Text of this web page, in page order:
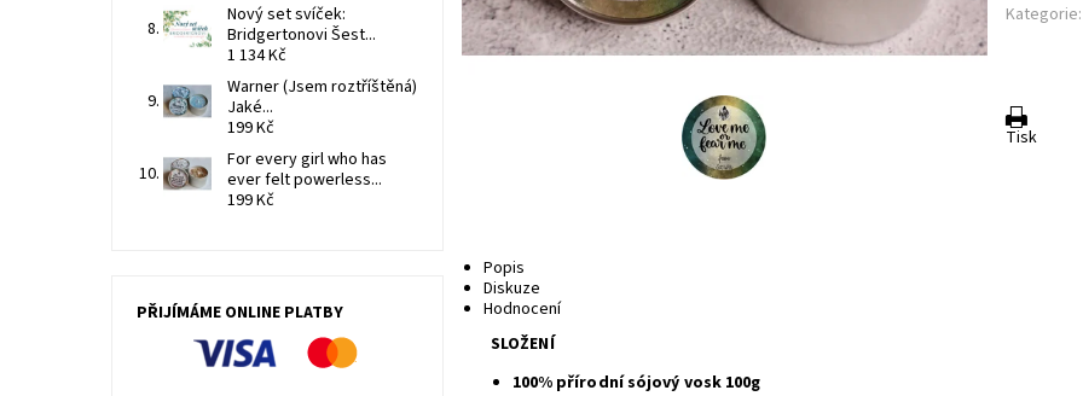
Kategorie:
Tisk
Popis
Diskuze
Hodnocení
SLOŽENÍ
100% přírodní sójový vosk 100g
Nový set svíček:
Bridgertonovi Šest...
1 134 Kč
Warner (Jsem roztříštěná)
Jaké...
199 Kč
For every girl who has
ever felt powerless...
199 Kč
PŘIJÍMÁME ONLINE PLATBY